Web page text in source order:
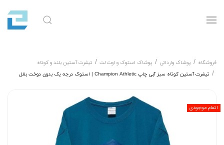
فروشگاه پوشاک وارداتی پوشاک استوک و اوت لت
تیشرت آستین بلند و کوتاه
تیشرت آستین کوتاه سبز آبی چاپ Champion Athletic | استوک درجه یک بدون دوخت بغل
اتمام موجودی